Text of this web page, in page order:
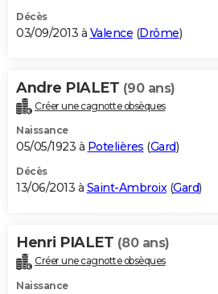
Décès
03/09/2013 à Valence (Drôme)
Andre PIALET (90 ans)
Créer une cagnotte obsèques
Naissance
05/05/1923 à Potelières (Gard)
Décès
13/06/2013 à Saint-Ambroix(Gard)
Henri PIALET (80 ans)
Créer une cagnotte obsèques
Naissance